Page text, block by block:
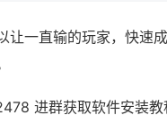
一直输的玩家，快速
进群获取软件安装教